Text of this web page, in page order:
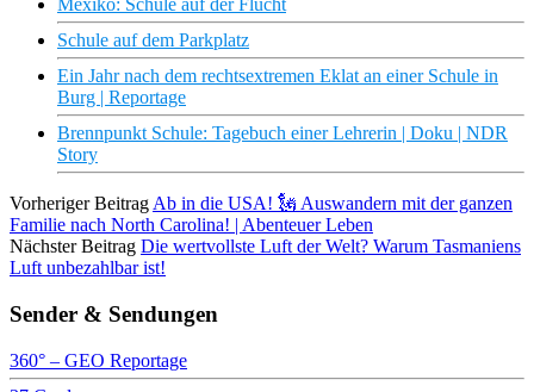
Mexiko: Schule auf der Flucht
Schule auf dem Parkplatz
Ein Jahr nach dem rechtsextremen Eklat an einer Schule in
Burg | Reportage
Brennpunkt Schule: Tagebuch einer Lehrerin | Doku | NDR
Story
Vorheriger Beitrag Ab in die USA! 🗽 Auswandern mit der ganzen
Familie nach North Carolina! | Abenteuer Leben
Nächster Beitrag Die wertvollste Luft der Welt? Warum Tasmaniens
Luft unbezahlbar ist!
Sender & Sendungen
360° – GEO Reportage